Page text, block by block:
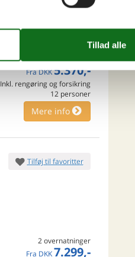
2 overnatninger
FraDKK5.370,-
Inkl. rengøring og forsikring
12 personer
Mere info
Tilføj til favoritter
2 overnatninger
Fra DKK 7.299,-